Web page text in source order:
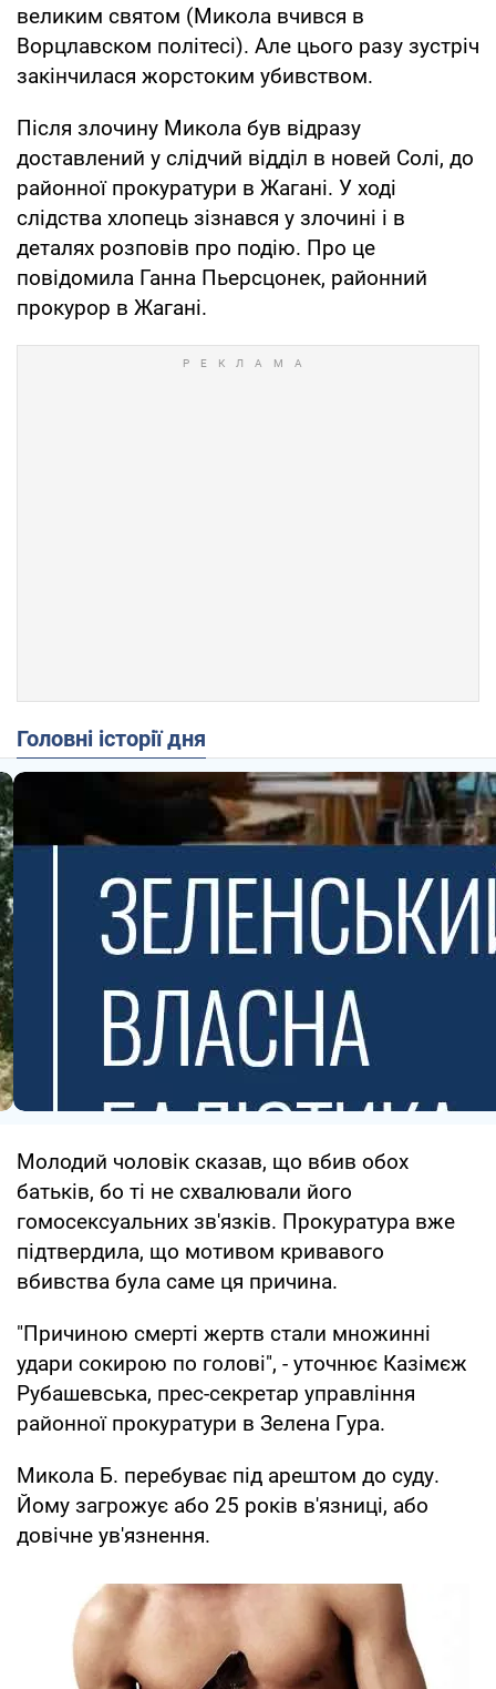
великим святом (Микола вчився в
Ворцлавском політесі). Але цього разу зустріч
закінчилася жорстоким убивством.
Після злочину Микола був відразу
доставлений у слідчий відділ в новей Солі, до
районної прокуратури в Жагані. У ході
слідства хлопець зізнався у злочині і в
деталях розповів про подію. Про це
повідомила Ганна Пьерсцонек, районний
прокурор в Жагані.
Головні історії дня
Молодий чоловік сказав, що вбив обох
батьків, бо ті не схвалювали його
гомосексуальних зв'язків. Прокуратура вже
підтвердила, що мотивом кривавого
вбивства була саме ця причина.
"Причиною смерті жертв стали множинні
удари сокирою по голові", - уточнює Казімєж
Рубашевська, прес-секретар управління
районної прокуратури в Зелена Гура.
Микола Б. перебуває під арештом до суду.
Йому загрожує або 25 років в'язниці, або
довічне ув'язнення.